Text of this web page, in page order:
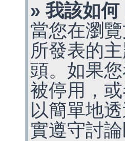
» 我該如
當您在瀏
所發表的
頭。如果
被停用，
以簡單地
實遵守討論